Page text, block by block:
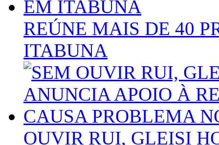
REÚNE MAIS DE 40
ITABUNA
OUVIR RUI, GLEISI